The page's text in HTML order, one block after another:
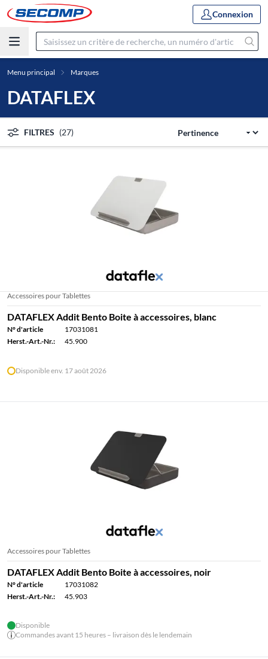
Connexion
Menu principal Marques
DATAFLEX
FILTRES (27)
Accessoires pour Tablettes
DATAFLEX Addit Bento Boite à accessoires, blanc
N° d'article
17031081
Herst.-Art.-Nr.:
45.900
Disponible env. 17 août 2026
Accessoires pour Tablettes
DATAFLEX Addit Bento Boite à accessoires, noir
N° d'article
17031082
Herst.-Art.-Nr.:
45.903
Disponible
Commandes avant 15 heures – livraison dès le lendemain